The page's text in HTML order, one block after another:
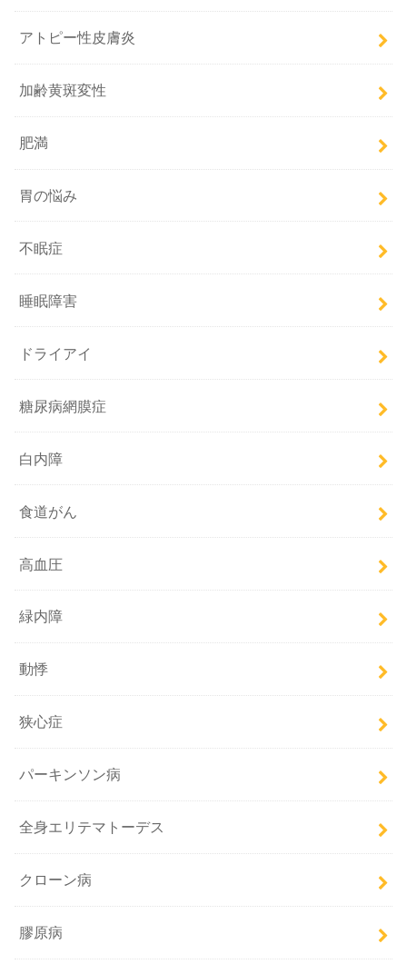
アトピー性皮膚炎
加齢黄斑変性
肥満
胃の悩み
不眠症
睡眠障害
ドライアイ
糖尿病網膜症
白内障
食道がん
高血圧
緑内障
動悸
狭心症
パーキンソン病
全身エリテマトーデス
クローン病
膠原病